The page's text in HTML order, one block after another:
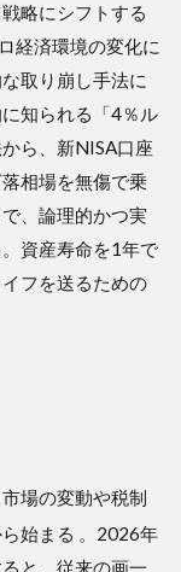
略にシフトする
経済環境の変化に
取り崩し手法に
知られる「4％ル
ら、新NISA口座
相場を無傷で乗
、論理的かつ実
資産寿命を1年で
フを送るための
場の変動や税制
始まる 。2026年
と、従来の画一